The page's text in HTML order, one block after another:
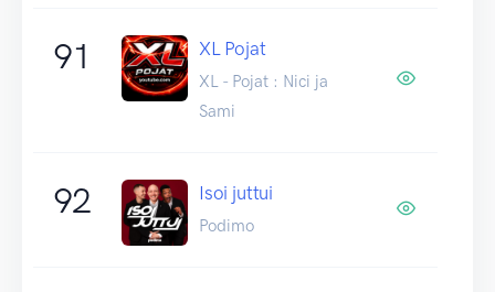
91 XL Pojat
XL - Pojat : Nici ja
Sami
92 Isoi juttui
Podimo